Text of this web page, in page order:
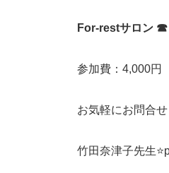
For-restサロン ☎
参加費：4,000円
お気軽にお問合
竹田奈津子先生